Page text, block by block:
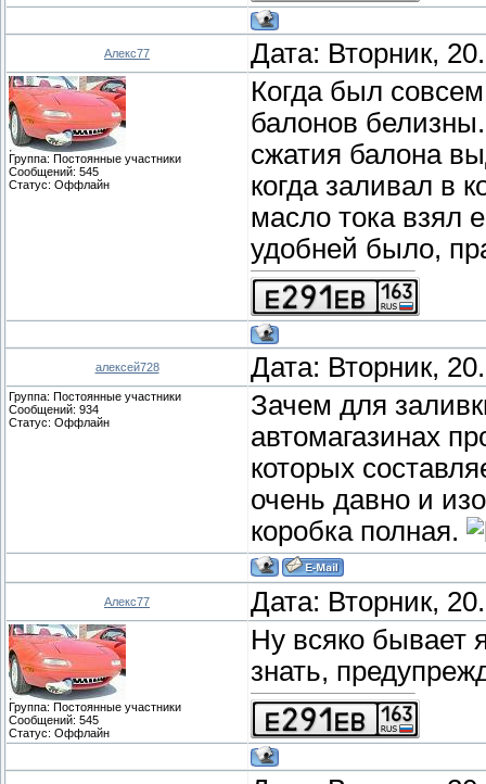
Алекс77 Дата: Вторник,
Группа: Постоянные участники
Сообщений: 545
Статус: Оффлайн
Когда был
балонов
сжатия балона
когда заливал в
масло тока взял
удобней было,
алексей728 Дата: Вторник,
Группа: Постоянные участники
Сообщений: 934
Статус: Оффлайн
Зачем для
автомагазинах
которых
очень давно и
коробка полная.
Алекс77 Дата: Вторник,
Группа: Постоянные участники
Сообщений: 545
Статус: Оффлайн
Ну всяко бывает
знать,